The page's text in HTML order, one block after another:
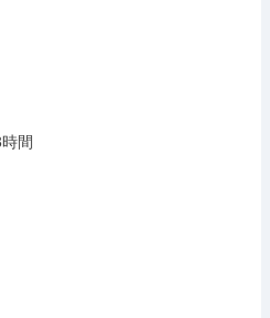
間